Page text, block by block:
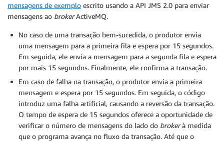
mensagens de exemplo escrito usando a API JMS 2.0 para enviar
mensagens ao brokerActiveMQ.
No caso de uma transação bem-sucedida, o produtor envia
uma mensagem para a primeira fila e espera por 15 segundos.
Em seguida, ele envia a mensagem para a segunda fila e espera
por mais 15 segundos. Finalmente, ele confirma a transação.
Em caso de falha na transação, o produtor envia a primeira
mensagem e espera por 15 segundos. Em seguida, o código
introduz uma falha artificial, causando a reversão da transação.
O tempo de espera de 15 segundos oferece a oportunidade de
verificar o número de mensagens do lado do brokerà medida
que o programa avança no fluxo da transação. Até que o